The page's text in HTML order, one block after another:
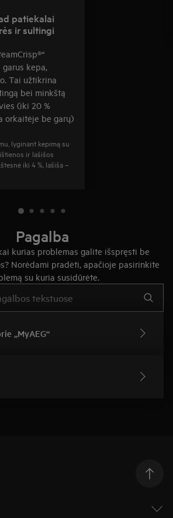
patiekalai
ir sultingi
kepa,
Tai užtikrina
bei minkštą
(iki 20 %
orkaitėje be garų)
lyginant kepimą su
ir lašišos
iki 4 %, lašiša –
Pagalba
kurias problemas galite išspręsti be
Norėdami pradėti, apačioje pasirinkite
su kuria susidūrėte.
„MyAEG“